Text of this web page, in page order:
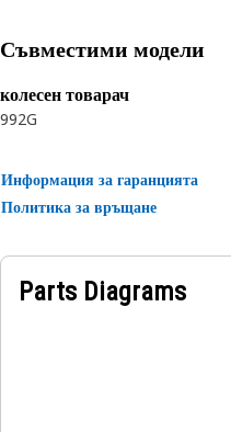
Съвместими модели
колесен товарач
992G
Информация за гаранцията
Политика за връщане
Parts Diagrams